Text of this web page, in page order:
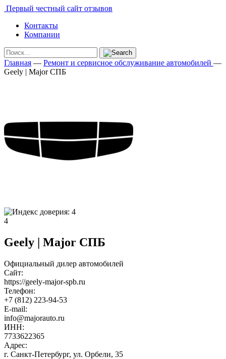
Первый честный сайт отзывов
Контакты
Компании
Главная — Ремонт и сервисное обслуживание автомобилей —
Geely | Major СПБ
4
Geely | Major СПБ
Официальный дилер автомобилей
Сайт:
https://geely-major-spb.ru
Телефон:
+7 (812) 223-94-53
E-mail:
info@majorauto.ru
ИНН:
7733622365
Адрес:
г. Санкт-Петербург, ул. Орбели, 35